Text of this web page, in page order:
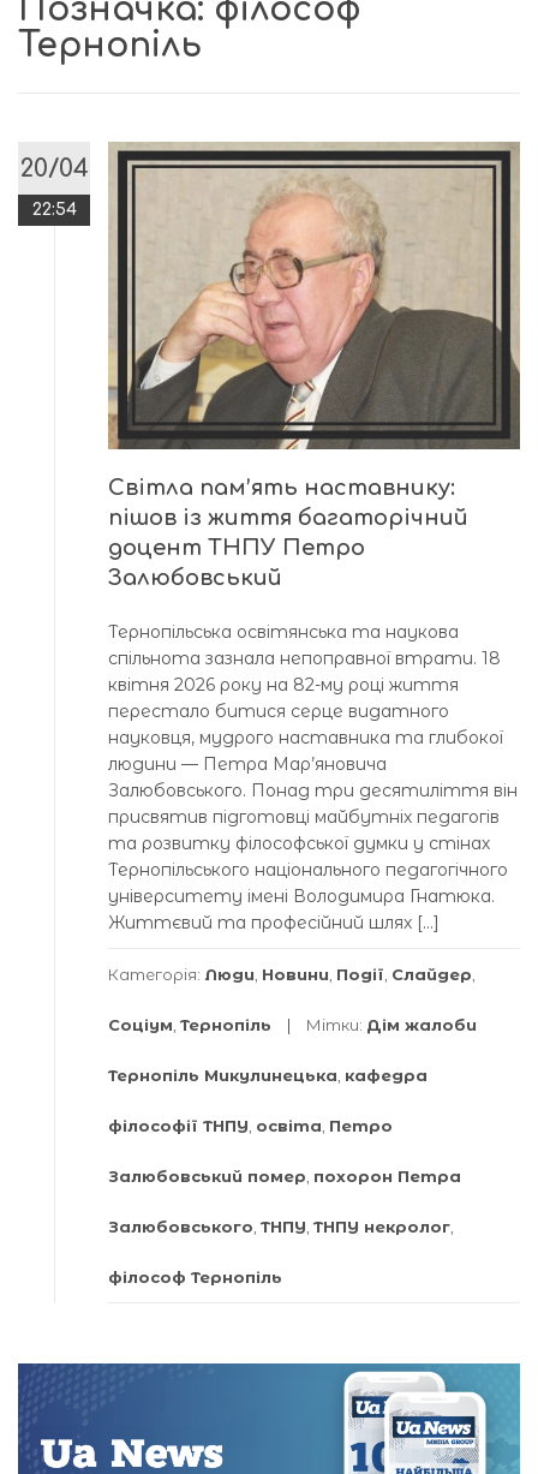
Позначка: філософ
Тернопіль
20/04
22:54
Світла пам’ять наставнику:
пішов із життя багаторічний
доцент ТНПУ Петро
Залюбовський
Тернопільська освітянська та наукова
спільнота зазнала непоправної втрати. 18
квітня 2026 року на 82-му році життя
перестало битися серце видатного
науковця, мудрого наставника та глибокої
людини — Петра Мар’яновича
Залюбовського. Понад три десятиліття він
присвятив підготовці майбутніх педагогів
та розвитку філософської думки у стінах
Тернопільського національного педагогічного
університету імені Володимира Гнатюка.
Життєвий та професійний шлях […]
Категорія: Люди Новини Події Слайдер
Соціум Тернопіль Мітки: Дім жалоби
Тернопіль Микулинецька кафедра
філософії ТНПУ освіта Петро
Залюбовський помер похорон Петра
Залюбовського ТНПУ ТНПУ некролог
філософ Тернопіль